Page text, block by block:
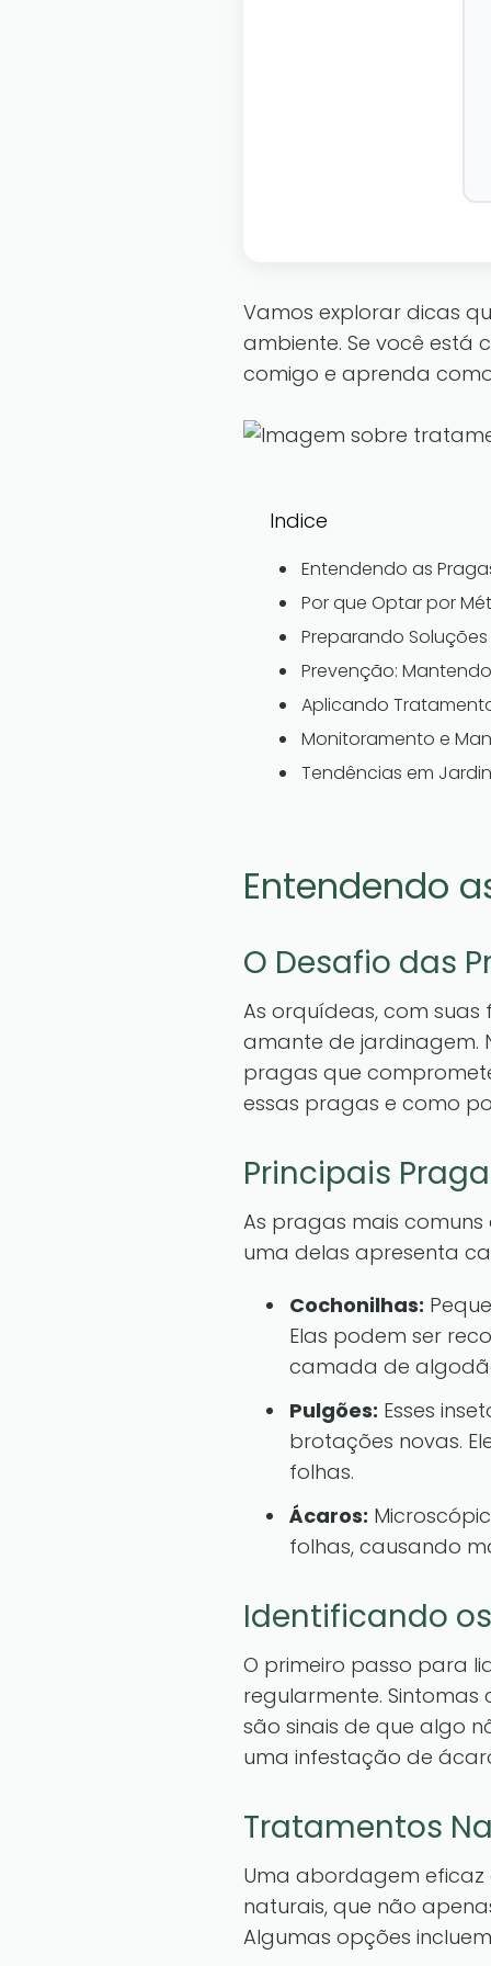
Vamos explorar dicas
ambiente. Se você está
comigo e aprenda
Indice
Entendendo as
Por que Optar por
Preparando
Prevenção:
Aplicando
Monitoramento e
Tendências em
Entendendo
O Desafio das
As orquídeas, com
amante de jardinagem.
pragas que
essas pragas e como
Principais
As pragas mais
uma delas apresenta
Cochonilhas:
Elas podem ser
camada de
Pulgões: Esses
brotações novas.
folhas.
Ácaros:
folhas, causando
Identificando
O primeiro passo para
regularmente.
são sinais de que algo
uma infestação de
Tratamentos
Uma abordagem
naturais, que não
Algumas opções